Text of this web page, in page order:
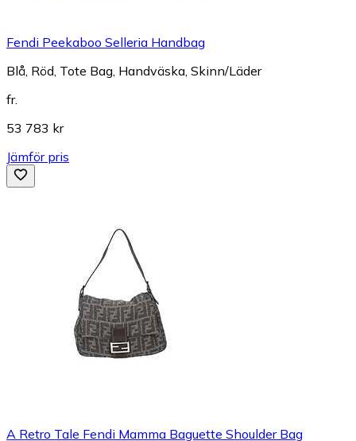
Fendi Peekaboo Selleria Handbag
Blå, Röd, Tote Bag, Handväska, Skinn/Läder
fr.
53 783 kr
Jämför pris
A Retro Tale Fendi Mamma Baguette Shoulder Bag